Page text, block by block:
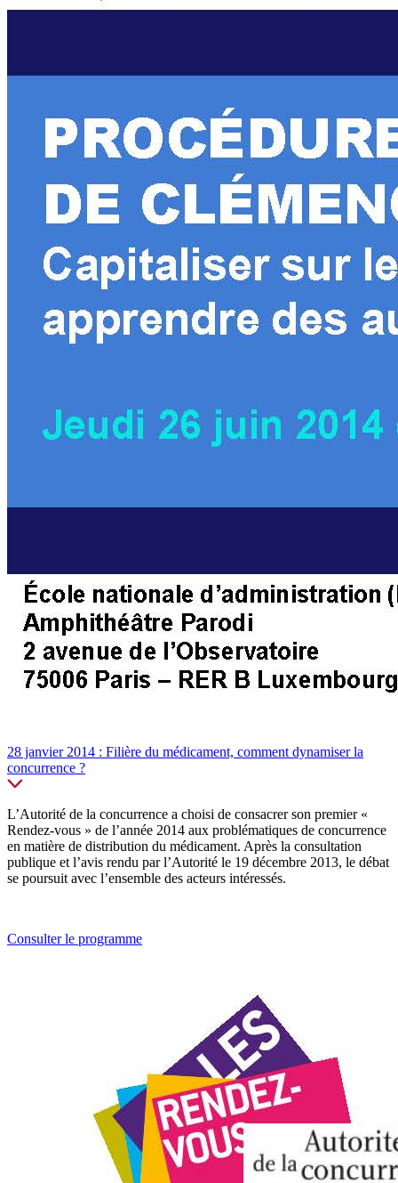
28 janvier 2014 : Filière du médicament, comment dynamiser la
concurrence ?
L’Autorité de la concurrence a choisi de consacrer son premier «
Rendez-vous » de l’année 2014 aux problématiques de concurrence
en matière de distribution du médicament. Après la consultation
publique et l’avis rendu par l’Autorité le 19 décembre 2013, le débat
se poursuit avec l’ensemble des acteurs intéressés.
Consulter le programme